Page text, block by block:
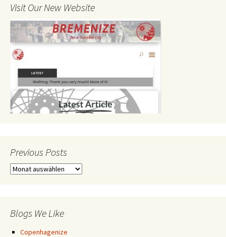
Visit Our New Website
Previous Posts
Previous
Blogs We Like
Copenhagenize